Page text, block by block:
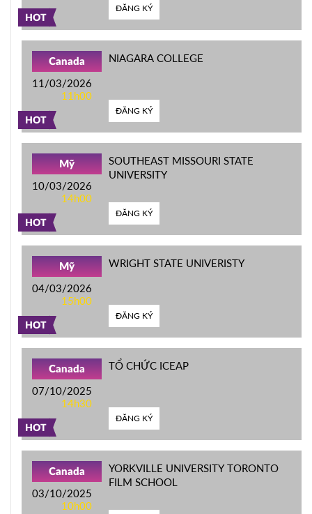
HOT
ĐĂNG KÝ
HOT
Canada
11/03/2026
11h00
NIAGARA COLLEGE
ĐĂNG KÝ
HOT
Mỹ
10/03/2026
14h00
SOUTHEAST MISSOURI STATE
UNIVERSITY
ĐĂNG KÝ
HOT
Mỹ
04/03/2026
15h00
WRIGHT STATE UNIVERISTY
ĐĂNG KÝ
HOT
Canada
07/10/2025
14h30
TỔ CHỨC ICEAP
ĐĂNG KÝ
Canada
03/10/2025
10h00
YORKVILLE UNIVERSITY TORONTO
FILM SCHOOL